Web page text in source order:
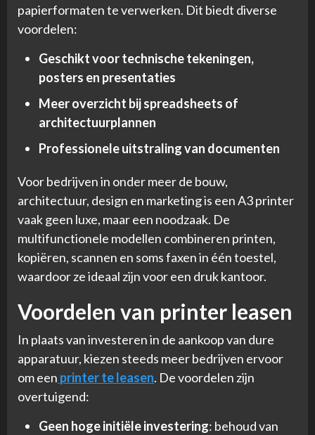
papierformaten te verwerken. Dit biedt diverse
voordelen:
Geschikt voor technische tekeningen,
posters en presentaties
Meer overzicht bij spreadsheets of
architectuurplannen
Professionele uitstraling van documenten
Voor bedrijven in onder meer de bouw,
architectuur, design en marketing is een A3 printer
vaak geen luxe, maar een noodzaak. De
multifunctionele modellen combineren printen,
kopiëren, scannen en soms faxen in één toestel,
waardoor ze ideaal zijn voor een druk kantoor.
Voordelen van printer leasen
In plaats van investeren in de aankoop van dure
apparatuur, kiezen steeds meer bedrijven ervoor
om een printer te leasen. De voordelen zijn
overtuigend:
Geen hoge initiële investering: behoud van